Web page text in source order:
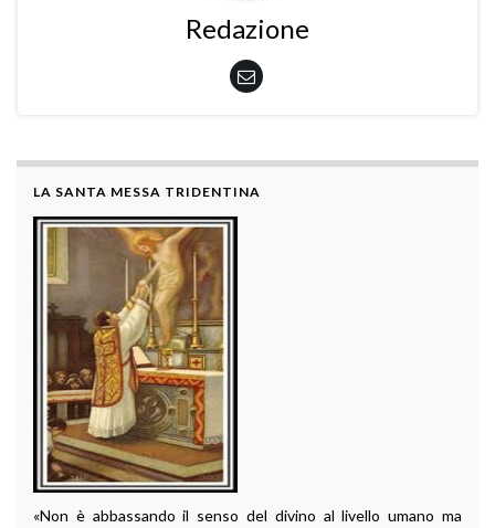
Redazione
LA SANTA MESSA TRIDENTINA
«Non è abbassando il senso del divino al livello umano ma